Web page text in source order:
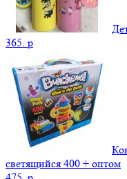
365. p
светящийся 400 + оптом